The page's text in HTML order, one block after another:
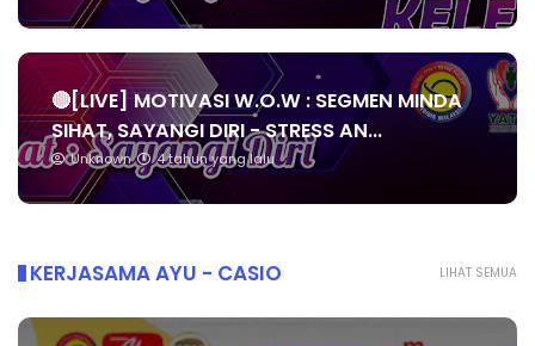
🔴[LIVE] MOTIVASI W.O.W : SEGMEN MINDA
SIHAT, SAYANGI DIRI - STRESS AN...
Unknown 4 tahun yang lalu
LIHAT SEMUA
KERJASAMA AYU - CASIO